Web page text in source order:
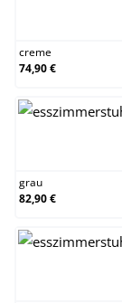
creme
74,90 €
grau
82,90 €